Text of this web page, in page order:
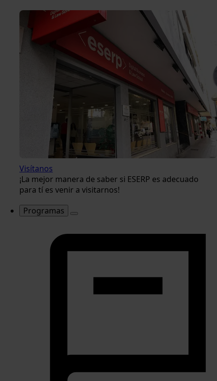
Visítanos
¡La mejor manera de saber si ESERP es adecuado
para tí es venir a visitarnos!
Programas